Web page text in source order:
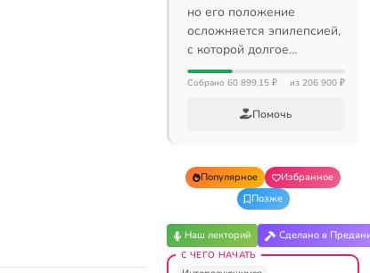
но его положение
осложняется эпилепсией,
с которой долгое…
Собрано 60 899,15 ₽ из 206 900 ₽
Помочь
Популярное
Избранное
Позже
Наш лекторий Сделано в
С ЧЕГО НАЧАТЬ